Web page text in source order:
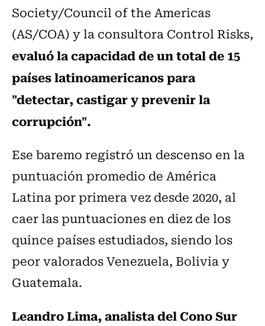
Society/Council of the Americas
(AS/COA) y la consultora Control Risks,
evaluó la capacidad de un total de 15
países latinoamericanos para
"detectar, castigar y prevenir la
corrupción".
Ese baremo registró un descenso en la
puntuación promedio de América
Latina por primera vez desde 2020, al
caer las puntuaciones en diez de los
quince países estudiados, siendo los
peor valorados Venezuela, Bolivia y
Guatemala.
Leandro Lima, analista del Cono Sur